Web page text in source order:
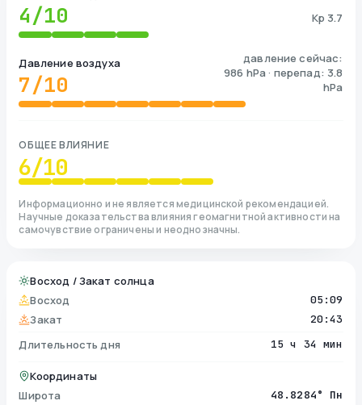
4/10 Kp 3.7
Давление воздуха
7/10
давление сейчас:
986 hPa · перепад: 3.8
hPa
ОБЩЕЕ ВЛИЯНИЕ
6/10
Информационно и не является медицинской рекомендацией.
Научные доказательства влияния геомагнитной активности на
самочувствие ограничены и неоднозначны.
Восход / Закат солнца
Восход
05:09
Закат 20:43
Длительность дня 15 ч 34 мин
Координаты
Широта
48.8284° Пн